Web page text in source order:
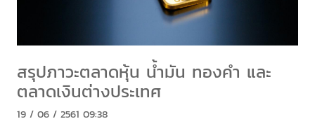
สรุปภาวะตลาดหุ้น น้ำมัน ทองคำ และ
ตลาดเงินต่างประเทศ
19 / 06 / 2561 09:38